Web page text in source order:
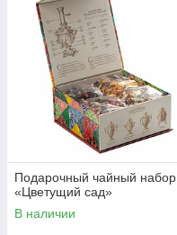
Подарочный чайный набор
«Цветущий сад»
В наличии